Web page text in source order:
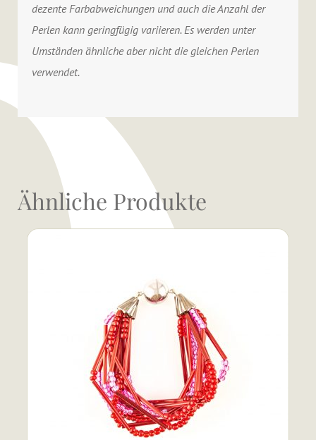
dezente Farbabweichungen und auch die Anzahl der
Perlen kann geringfügig variieren. Es werden unter
Umständen ähnliche aber nicht die gleichen Perlen
verwendet.
Ähnliche Produkte